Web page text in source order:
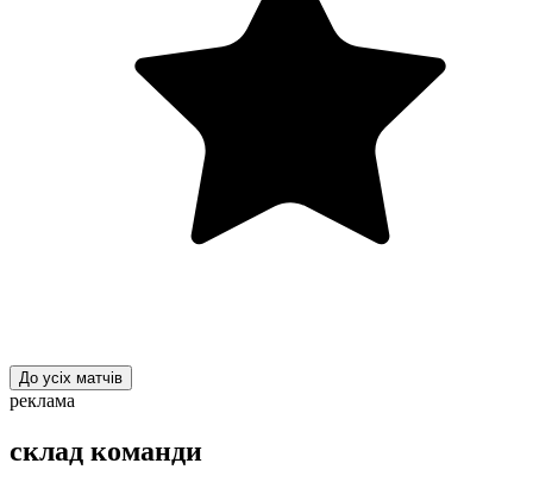
До усіх матчів
реклама
склад команди